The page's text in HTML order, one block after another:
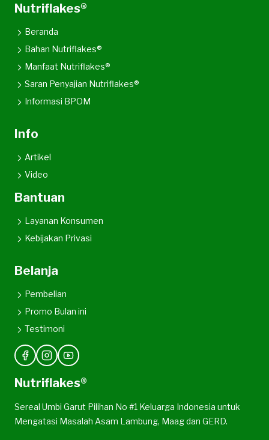
Nutriflakes®
Beranda
Bahan Nutriflakes®
Manfaat Nutriflakes®
Saran Penyajian Nutriflakes®
Informasi BPOM
Info
Artikel
Video
Bantuan
Layanan Konsumen
Kebijakan Privasi
Belanja
Pembelian
Promo Bulan ini
Testimoni
Nutriflakes®
Sereal Umbi Garut Pilihan No #1 Keluarga Indonesia untuk
Mengatasi Masalah Asam Lambung, Maag dan GERD.